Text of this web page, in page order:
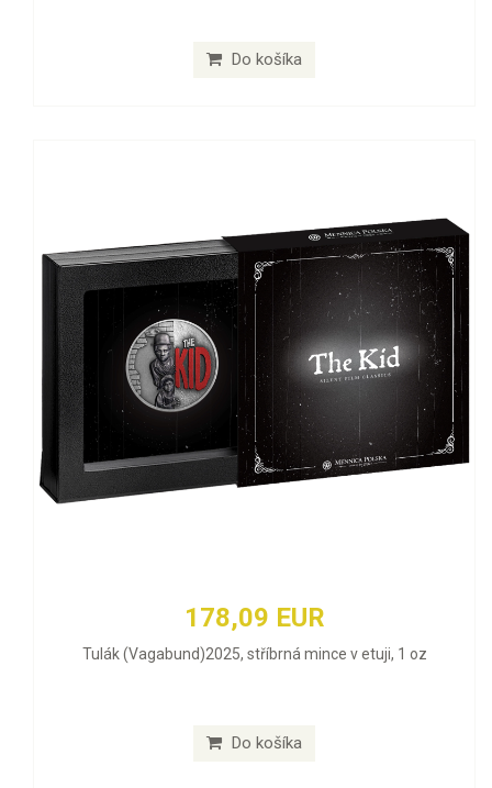
Do košíka
178,09 EUR
Tulák (Vagabund)2025, stříbrná mince v etuji, 1 oz
Do košíka